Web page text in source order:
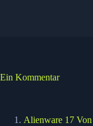
Ein Kommentar
Alienware 17